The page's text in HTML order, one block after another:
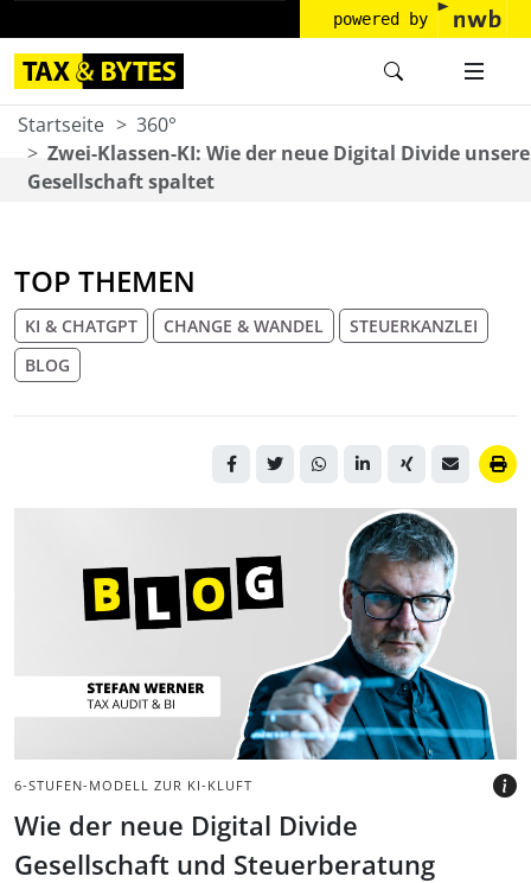
powered by
Startseite
360°
Zwei-Klassen-KI: Wie der neue Digital Divide unsere
Gesellschaft spaltet
TOP THEMEN
KI & CHATGPT CHANGE & WANDEL
STEUERKANZLEI
BLOG
6-STUFEN-MODELL ZUR KI-KLUFT
Wie der neue Digital Divide
Gesellschaft und Steuerberatung
Grauer Hintergrund mit
Schriftzug Blog und
Portraitbild des Autors.
BILD: @TAXANDBYTES